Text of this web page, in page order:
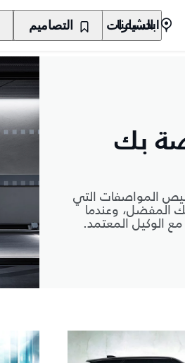
السيارات المالكون ابحث عنا التصاميم
بك
المواصفات التي
المفضل، وعندما
الوكيل المعتمد.